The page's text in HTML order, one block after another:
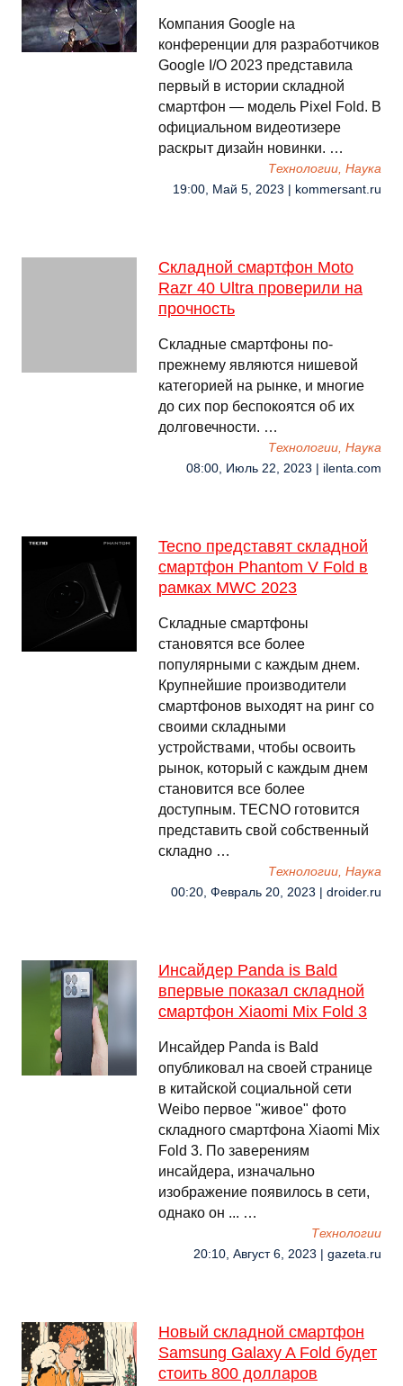
Компания Google на
конференции для разработчиков
Google I/O 2023 представила
первый в истории складной
смартфон — модель Pixel Fold. В
официальном видеотизере
раскрыт дизайн новинки. …
Технологии, Наука
19:00, Май 5, 2023 | kommersant.ru
Складной смартфон Moto
Razr 40 Ultra проверили на
прочность
Складные смартфоны по-
прежнему являются нишевой
категорией на рынке, и многие
до сих пор беспокоятся об их
долговечности. …
Технологии, Наука
08:00, Июль 22, 2023 | ilenta.com
Tecno представят складной
смартфон Phantom V Fold в
рамках MWC 2023
Складные смартфоны
становятся все более
популярными с каждым днем.
Крупнейшие производители
смартфонов выходят на ринг со
своими складными
устройствами, чтобы освоить
рынок, который с каждым днем
становится все более
доступным. TECNO готовится
представить свой собственный
складно …
Технологии, Наука
00:20, Февраль 20, 2023 | droider.ru
Инсайдер Panda is Bald
впервые показал складной
смартфон Xiaomi Mix Fold 3
Инсайдер Panda is Bald
опубликовал на своей странице
в китайской социальной сети
Weibo первое "живое" фото
складного смартфона Xiaomi Mix
Fold 3. По заверениям
инсайдера, изначально
изображение появилось в сети,
однако он ... …
Технологии
20:10, Август 6, 2023 | gazeta.ru
Новый складной смартфон
Samsung Galaxy A Fold будет
стоить 800 долларов